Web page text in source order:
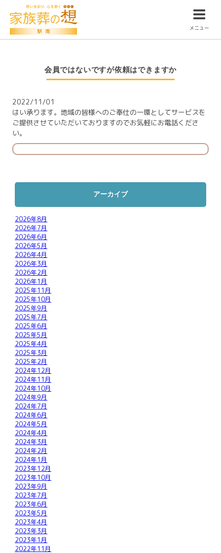
メニュー
会員ではないですが依頼はできますか
2022/11/01
はい承ります。地域の皆様へのご奉仕の一環としてサービスを
ご提供させていただいておりますのでお気軽にお電話くださ
い。
アーカイブ
2026年8月
2026年7月
2026年6月
2026年5月
2026年4月
2026年3月
2026年2月
2026年1月
2025年11月
2025年10月
2025年9月
2025年7月
2025年6月
2025年5月
2025年4月
2025年3月
2025年2月
2024年12月
2024年11月
2024年10月
2024年9月
2024年7月
2024年6月
2024年5月
2024年4月
2024年3月
2024年2月
2024年1月
2023年12月
2023年10月
2023年9月
2023年7月
2023年6月
2023年5月
2023年4月
2023年3月
2023年1月
2022年11月